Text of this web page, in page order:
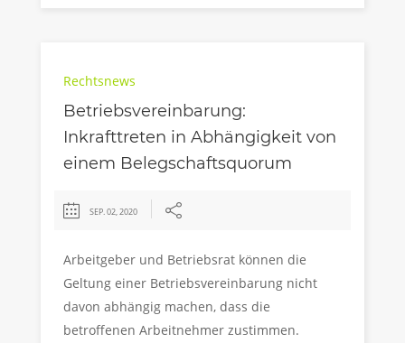
Rechtsnews
Betriebsvereinbarung:
Inkrafttreten in Abhängigkeit von
einem Belegschaftsquorum
SEP. 02, 2020
Arbeitgeber und Betriebsrat können die
Geltung einer Betriebsvereinbarung nicht
davon abhängig machen, dass die
betroffenen Arbeitnehmer zustimmen.